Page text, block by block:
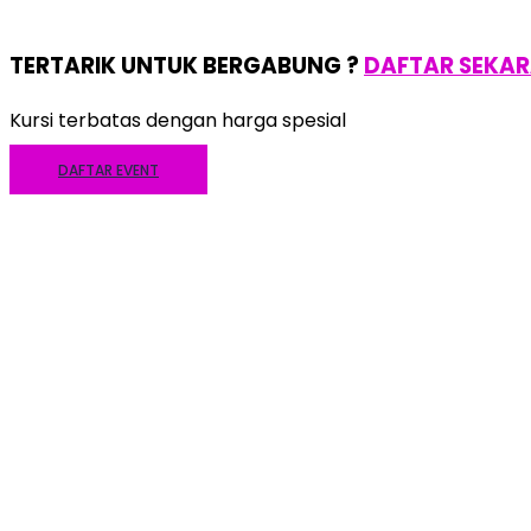
TERTARIK UNTUK BERGABUNG ? DAFTAR
Kursi terbatas dengan harga spesial
DAFTAR EVENT